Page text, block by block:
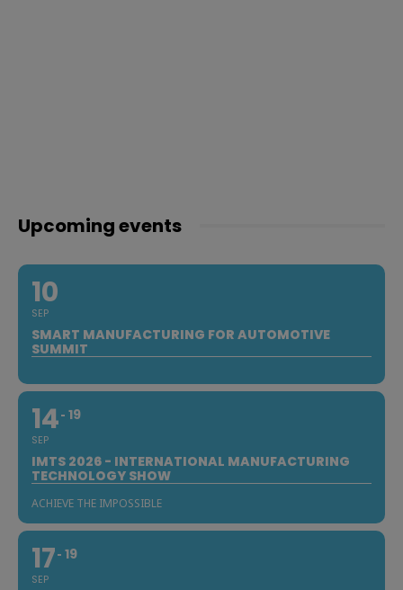
Upcoming events
10
SEP
SMART MANUFACTURING FOR AUTOMOTIVE
SUMMIT
14
SEP
19
IMTS 2026 - INTERNATIONAL MANUFACTURING
TECHNOLOGY SHOW
ACHIEVE THE IMPOSSIBLE
17
SEP
19